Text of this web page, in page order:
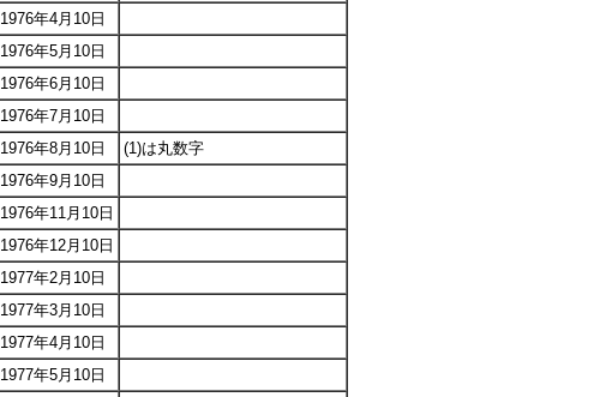
1976年4月10日
1976年5月10日
1976年6月10日
1976年7月10日
1976年8月10日
(1)は丸数字
1976年9月10日
1976年11月10日
1976年12月10日
1977年2月10日
1977年3月10日
1977年4月10日
1977年5月10日